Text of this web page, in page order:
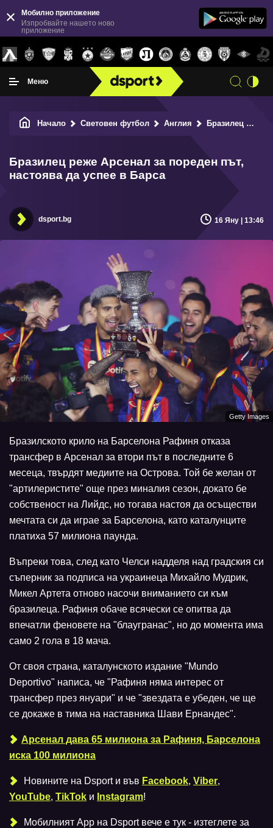
Мобилно приложение
Изпробвайте нашето ново
приложение
Меню
Начало Световен футбол Англия Бразилец реже Арсенал за пореден път, настоява да успее в Барса
Бразилец реже Арсенал за пореден път,
настоява да успее в Барса
dsport.bg 16 Яну | 13:46
Getty Images
Бразилското крило на Барселона Рафиня отказа
трансфер в Арсенал за втори път в последните 6
месеца, твърдят медиите на Острова. Той бе желан от
"артилеристите" още през миналия сезон, докато бе
собственост на Лийдс, но тогава настоя да осъществи
мечтата си да играе за Барселона, като каталунците
платиха 57 милиона паунда.
Въпреки това, след като Челси надделя над градския си
съперник за подписа на украинеца Михайло Мудрик,
Микел Артета отново насочи вниманието си към
бразилеца. Рафиня обаче всячески се опитва да
впечатли феновете на "блаугранас", но до момента има
само 2 гола в 18 мача.
От своя страна, каталунското издание "Mundo
Deportivo" написа, че "Рафиня няма интерес от
трансфер през януари" и че "звездата е убеден, че ще
се докаже в тима на наставника Шави Ернандес".
Арсенал дава 65 милиона за Рафиня, Барселона
иска 100 милиона
Новините на Dsport и във Facebook, Viber,
YouTube, TikTok и Instagram!
Мобилният Аpp на Dsport вече е тук - изтеглете за